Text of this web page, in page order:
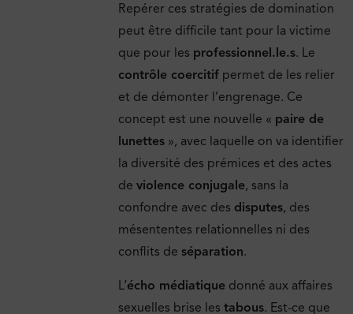
Repérer ces stratégies de domination
peut être difficile tant pour la victime
que pour les professionnel.le.s. Le
contrôle coercitif permet de les relier
et de démonter l’engrenage. Ce
concept est une nouvelle « paire de
lunettes », avec laquelle on va identifier
la diversité des prémices et des actes
de violence conjugale, sans la
confondre avec des disputes, des
mésententes relationnelles ni des
conflits de séparation.
L’écho médiatique donné aux affaires
sexuelles brise les tabous. Est-ce que